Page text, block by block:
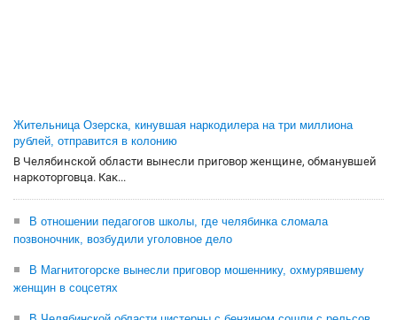
Жительница Озерска, кинувшая наркодилера на три миллиона
рублей, отправится в колонию
В Челябинской области вынесли приговор женщине, обманувшей
наркоторговца. Как...
В отношении педагогов школы, где челябинка сломала
позвоночник, возбудили уголовное дело
В Магнитогорске вынесли приговор мошеннику, охмурявшему
женщин в соцсетях